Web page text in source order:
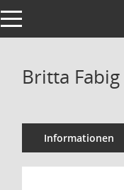
Toggle navigation
Britta Fabig
Informationen